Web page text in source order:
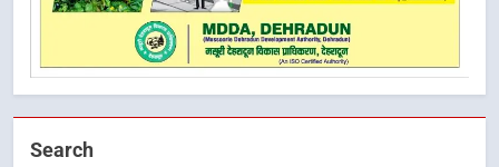
Search